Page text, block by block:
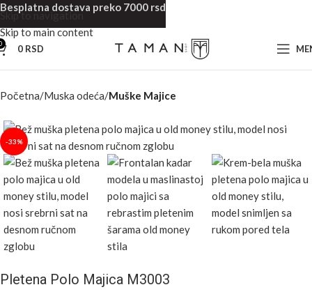
Skip to navigation
Skip to main content
0 RSD
Početna Muska odeća Muške Majice
-33%
Pletena Polo Majica M3003
Besplatna dostava preko 7000 rsd